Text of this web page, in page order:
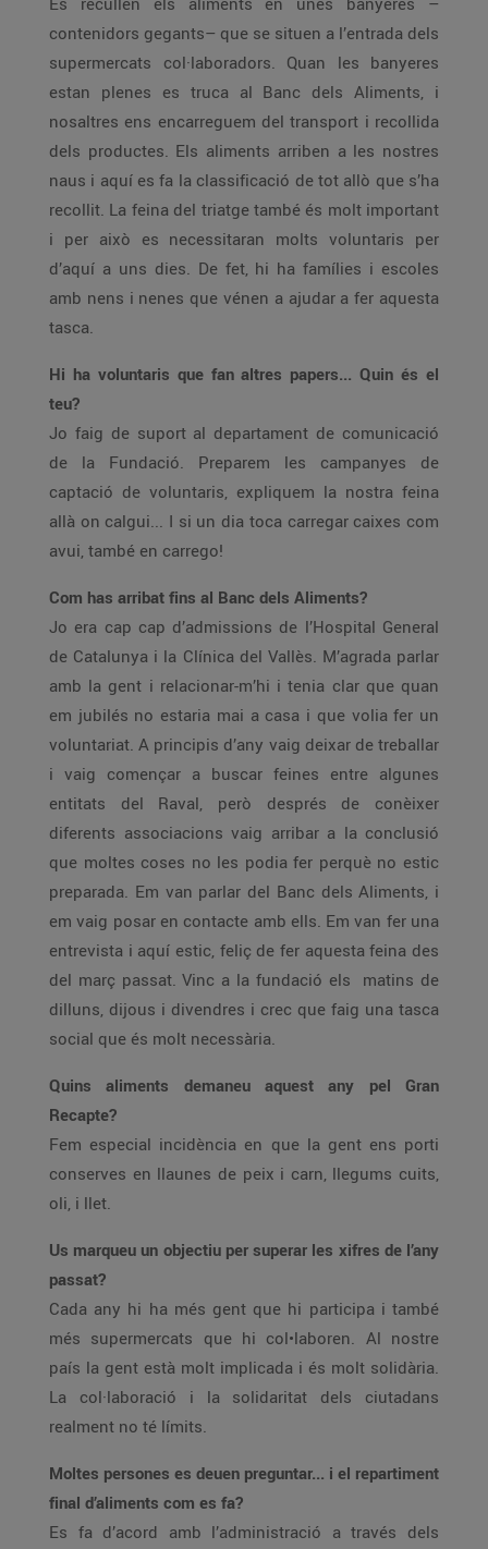
contenidors gegants– que se situen a l’entrada dels
supermercats col·laboradors. Quan les banyeres
estan plenes es truca al Banc dels Aliments, i
nosaltres ens encarreguem del transport i recollida
dels productes. Els aliments arriben a les nostres
naus i aquí es fa la classificació de tot allò que s’ha
recollit. La feina del triatge també és molt important
i per això es necessitaran molts voluntaris per
d’aquí a uns dies. De fet, hi ha famílies i escoles
amb nens i nenes que vénen a ajudar a fer aquesta
tasca.
Hi ha voluntaris que fan altres papers... Quin és el
teu?
Jo faig de suport al departament de comunicació
de la Fundació. Preparem les campanyes de
captació de voluntaris, expliquem la nostra feina
allà on calgui... I si un dia toca carregar caixes com
avui, també en carrego!
Com has arribat fins al Banc dels Aliments?
Jo era cap cap d’admissions de l’Hospital General
de Catalunya i la Clínica del Vallès. M’agrada parlar
amb la gent i relacionar-m’hi i tenia clar que quan
em jubilés no estaria mai a casa i que volia fer un
voluntariat. A principis d’any vaig deixar de treballar
i vaig començar a buscar feines entre algunes
entitats del Raval, però després de conèixer
diferents associacions vaig arribar a la conclusió
que moltes coses no les podia fer perquè no estic
preparada. Em van parlar del Banc dels Aliments, i
em vaig posar en contacte amb ells. Em van fer una
entrevista i aquí estic, feliç de fer aquesta feina des
del març passat. Vinc a la fundació els matins de
dilluns, dijous i divendres i crec que faig una tasca
social que és molt necessària.
Quins aliments demaneu aquest any pel Gran
Recapte?
Fem especial incidència en que la gent ens porti
conserves en llaunes de peix i carn, llegums cuits,
oli, i llet.
Us marqueu un objectiu per superar les xifres de l’any
passat?
Cada any hi ha més gent que hi participa i també
més supermercats que hi col•laboren. Al nostre
país la gent està molt implicada i és molt solidària.
La col·laboració i la solidaritat dels ciutadans
realment no té límits.
Moltes persones es deuen preguntar... i el repartiment
final d’aliments com es fa?
Es fa d’acord amb l’administració a través dels